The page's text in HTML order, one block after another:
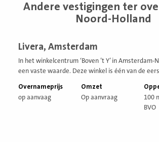
Andere vestigingen ter
Noord-Holland
Livera, Amsterdam
In het winkelcentrum ‘Boven ’t Y’ in Amsterdam-
een vaste waarde. Deze winkel is één van de
Overnameprijs
op aanvaag
Omzet
Op aanvraag
100
BVO
vestiging